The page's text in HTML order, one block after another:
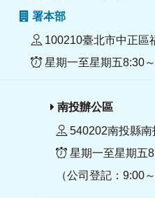
署本部
100210臺北市中正區
星期一至星期五8:30
南投辦公區
540202南投縣
星期一至星期五
（公司登記：9:00